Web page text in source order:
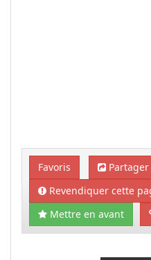
Favoris
Partager
Revendiquer cette
Mettre en avant